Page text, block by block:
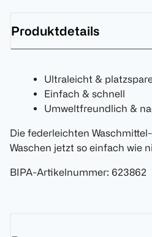
Produktdetails
Ultraleicht &
Einfach & schnell
Umweltfreundlich &
Die federleichten
Waschen jetzt so einfach wie
BIPA-Artikelnummer: 623862